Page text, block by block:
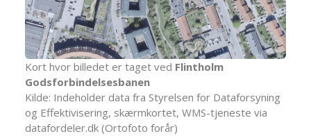
Kort hvor billedet er taget ved Flintholm
Godsforbindelsesbanen
Kilde: Indeholder data fra Styrelsen for Dataforsyning
og Effektivisering, skærmkortet, WMS-tjeneste via
datafordeler.dk (Ortofoto forår)